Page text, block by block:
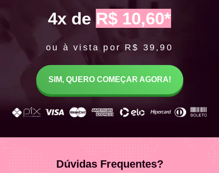
4x de R$ 10,60*
ou à vista por R$ 39,90
SIM, QUERO COMEÇAR AGORA!
Dúvidas Frequentes?